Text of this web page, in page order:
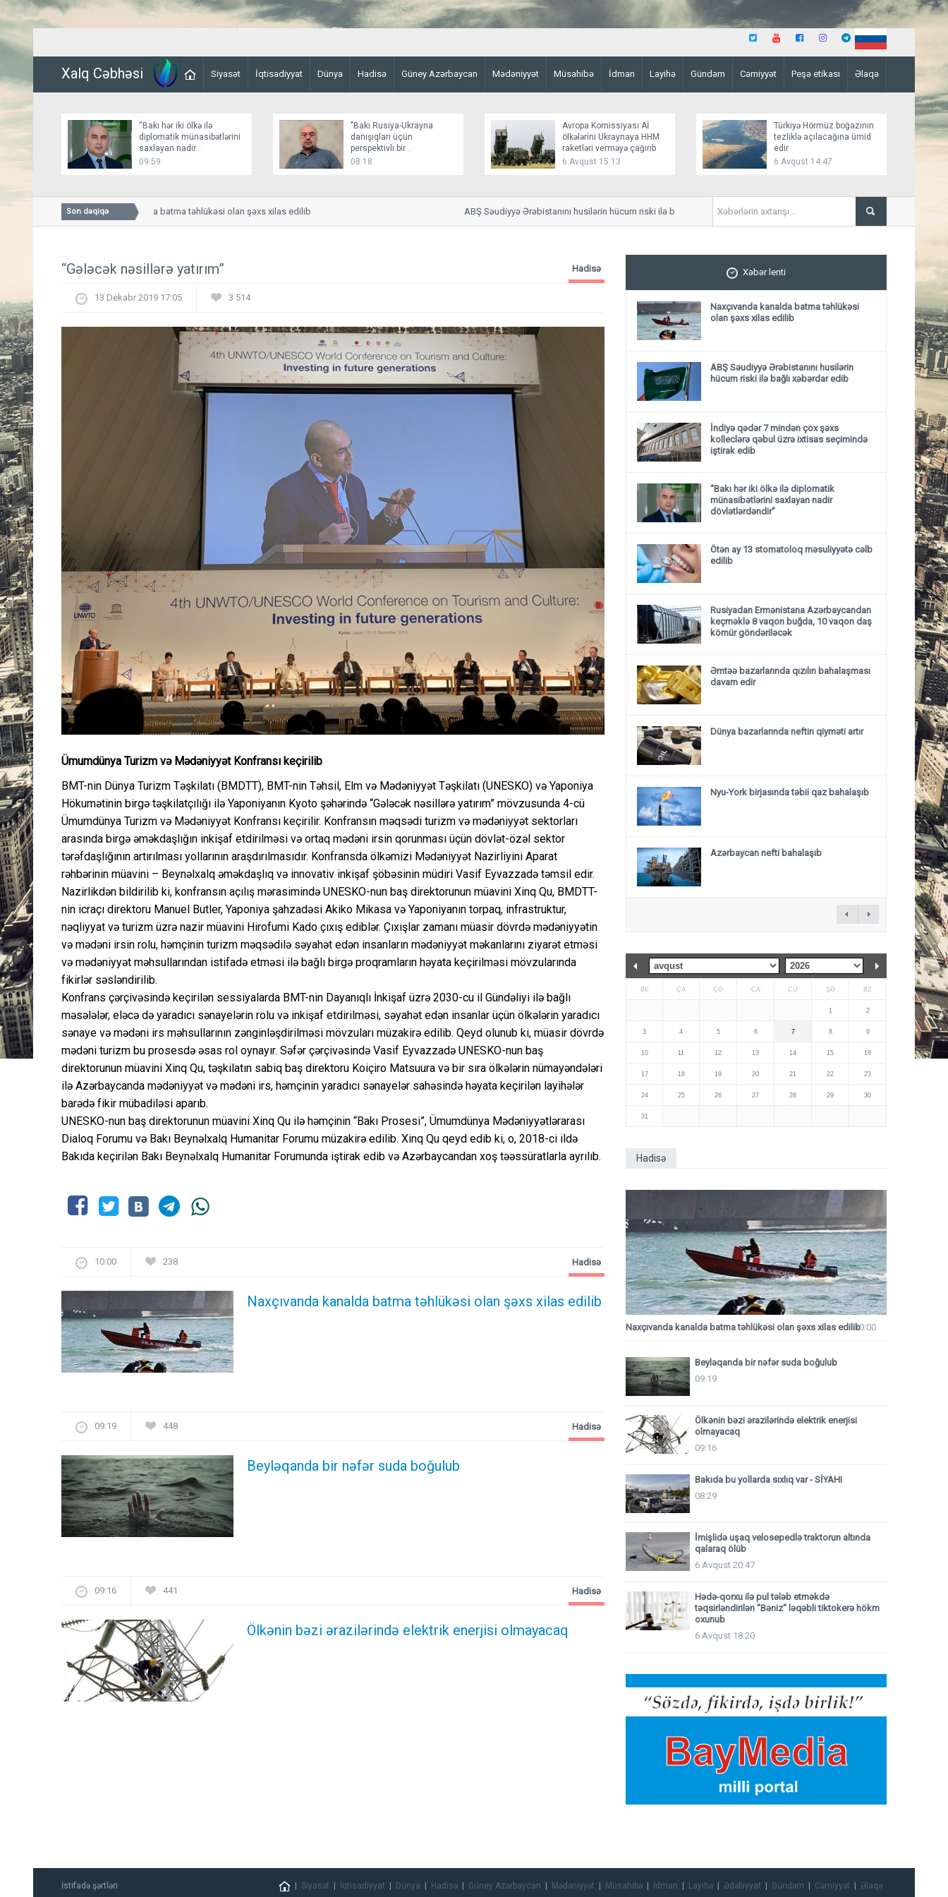
Xalq Cəbhəsi Siyasət İqtisadiyyat Dünya Hadisə Güney Azərbaycan Mədəniyyət Müsahibə İdman Layihə Gündəm Cəmiyyət Peşə etikası Əlaqə
“Bakı hər iki ölkə ilə
diplomatik münasibətlərini
saxlayan nadir
dövlətlərdəndir”
09:59
"Bakı Rusiya-Ukrayna
danışıqları üçün
perspektivli bir
platformadır"
08:18
Avropa Komissiyası Aİ
ölkələrini Ukraynaya HHM
raketləri verməyə çağırıb
6 Avqust 15:13
Türkiyə Hörmüz boğazının
tezliklə açılacağına ümid
edir
6 Avqust 14:47
Son dəqiqə
Naxçıvanda kanalda batma təhlükəsi olan şəxs xilas edilib ABŞ Səudiyyə Ərəbistanını husilərin hücum riski ilə bağlı xəbərdar edib İndiyə qədər 7 mindən
“Gələcək nəsillərə yatırım” Hadisə
13 Dekabr 2019 17:05 3 514
Ümumdünya Turizm və Mədəniyyət Konfransı keçirilib
BMT-nin Dünya Turizm Təşkilatı (BMDTT), BMT-nin Təhsil, Elm və Mədəniyyət Təşkilatı (UNESKO) və Yaponiya
Hökumətinin birgə təşkilatçılığı ilə Yaponiyanın Kyoto şəhərində “Gələcək nəsillərə yatırım” mövzusunda 4-cü
Ümumdünya Turizm və Mədəniyyət Konfransı keçirilir. Konfransın məqsədi turizm və mədəniyyət sektorları
arasında birgə əməkdaşlığın inkişaf etdirilməsi və ortaq mədəni irsin qorunması üçün dövlət-özəl sektor
tərəfdaşlığının artırılması yollarının araşdırılmasıdır. Konfransda ölkəmizi Mədəniyyət Nazirliyini Aparat
rəhbərinin müavini – Beynəlxalq əməkdaşlıq və innovativ inkişaf şöbəsinin müdiri Vasif Eyvazzadə təmsil edir.
Nazirlikdən bildirilib ki, konfransın açılış mərasimində UNESKO-nun baş direktorunun müavini Xinq Qu, BMDTT-
nin icraçı direktoru Manuel Butler, Yaponiya şahzadəsi Akiko Mikasa və Yaponiyanın torpaq, infrastruktur,
nəqliyyat və turizm üzrə nazir müavini Hirofumi Kado çıxış ediblər. Çıxışlar zamanı müasir dövrdə mədəniyyətin
və mədəni irsin rolu, həmçinin turizm məqsədilə səyahət edən insanların mədəniyyət məkanlarını ziyarət etməsi
və mədəniyyət məhsullarından istifadə etməsi ilə bağlı birgə proqramların həyata keçirilməsi mövzularında
fikirlər səsləndirilib.
Konfrans çərçivəsində keçirilən sessiyalarda BMT-nin Dayanıqlı İnkişaf üzrə 2030-cu il Gündəliyi ilə bağlı
məsələlər, eləcə də yaradıcı sənayelərin rolu və inkişaf etdirilməsi, səyahət edən insanlar üçün ölkələrin yaradıcı
sənaye və mədəni irs məhsullarının zənginləşdirilməsi mövzuları müzakirə edilib. Qeyd olunub ki, müasir dövrdə
mədəni turizm bu prosesdə əsas rol oynayır. Səfər çərçivəsində Vasif Eyvazzadə UNESKO-nun baş
direktorunun müavini Xinq Qu, təşkilatın sabiq baş direktoru Koiçiro Matsuura və bir sıra ölkələrin nümayəndələri
ilə Azərbaycanda mədəniyyət və mədəni irs, həmçinin yaradıcı sənayelər sahəsində həyata keçirilən layihələr
barədə fikir mübadiləsi aparıb.
UNESKO-nun baş direktorunun müavini Xinq Qu ilə həmçinin “Bakı Prosesi”, Ümumdünya Mədəniyyətlərarası
Dialoq Forumu və Bakı Beynəlxalq Humanitar Forumu müzakirə edilib. Xinq Qu qeyd edib ki, o, 2018-ci ildə
Bakıda keçirilən Bakı Beynəlxalq Humanitar Forumunda iştirak edib və Azərbaycandan xoş təəssüratlarla ayrılıb.
10:00 238
Naxçıvanda kanalda batma təhlükəsi olan şəxs xilas edilib
Hadisə
09:19 448
Beyləqanda bir nəfər suda boğulub
Hadisə
09:16 441
Ölkənin bəzi ərazilərində elektrik enerjisi olmayacaq
Hadisə
Xəbər lenti
Naxçıvanda kanalda batma təhlükəsi
olan şəxs xilas edilib
ABŞ Səudiyyə Ərəbistanını husilərin
hücum riski ilə bağlı xəbərdar edib
İndiyə qədər 7 mindən çox şəxs
kolleclərə qəbul üzrə ixtisas seçimində
iştirak edib
“Bakı hər iki ölkə ilə diplomatik
münasibətlərini saxlayan nadir
dövlətlərdəndir”
Ötən ay 13 stomatoloq məsuliyyətə cəlb
edilib
Rusiyadan Ermənistana Azərbaycandan
keçməklə 8 vaqon buğda, 10 vaqon daş
kömür göndəriləcək
Əmtəə bazarlarında qızılın bahalaşması
davam edir
Dünya bazarlarında neftin qiyməti artır
Nyu-York birjasında təbii qaz bahalaşıb
Azərbaycan nefti bahalaşıb
BE ÇA ÇƏ CA CÜ ŞƏ BZ
1 2
3 4 5 6 7 8 9
10 11 12 13 14 15 16
17 18 19 20 21 22 23
24 25 26 27 28 29 30
31
Hadisə
Naxçıvanda kanalda batma təhlükəsi olan şəxs xilas edilib10:00
Beyləqanda bir nəfər suda boğulub
09:19
Ölkənin bəzi ərazilərində elektrik enerjisi
olmayacaq
09:16
Bakıda bu yollarda sıxlıq var - SİYAHI
08:29
İmişlidə uşaq velosepedlə traktorun altında
qalaraq ölüb
6 Avqust 20:47
Hədə-qorxu ilə pul tələb etməkdə
təqsirləndirilən "Bəniz" ləqəbli tiktokerə hökm
oxunub
6 Avqust 18:20
Siyasət İqtisadiyyat Dünya Hadisə Güney Azərbaycan Mədəniyyət Müsahibə İdman Layihə Ədəbiyyat Gündəm Cəmiyyət Əlaqə
İstifadə şərtləri